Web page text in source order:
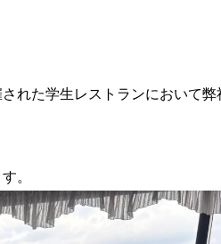
れた学生レストランにおいて弊
。